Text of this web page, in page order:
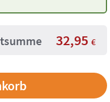
32,95 €